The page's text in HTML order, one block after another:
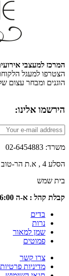
למעצבי אירועים!
למעגל הלקוחות
ומבחר עצום של
אלינו:
: א-ה 09:00-16:00
בדים
נרות
שמן למאור
פמוטים
צרו קשר
מדיניות פרטיות